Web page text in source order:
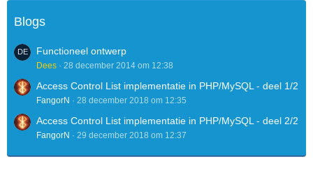
Blogs
Functioneel ontwerp
Dees 28 december 2014 om 12:38
Access Control List implementatie in PHP/MySQL - deel 1/2
FangorN 28 december 2018 om 12:35
Access Control List implementatie in PHP/MySQL - deel 2/2
FangorN 29 december 2018 om 12:37